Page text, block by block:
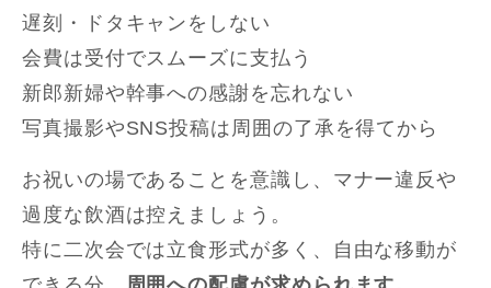
遅刻・ドタキャンをしない
会費は受付でスムーズに支払う
新郎新婦や幹事への感謝を忘れない
写真撮影やSNS投稿は周囲の了承を得てから
お祝いの場であることを意識し、マナー違反や
過度な飲酒は控えましょう。
特に二次会では立食形式が多く、自由な移動が